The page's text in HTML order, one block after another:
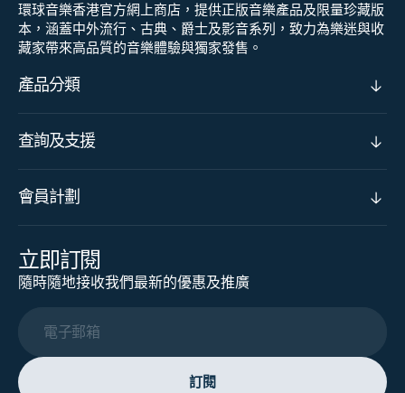
環球音樂香港官方網上商店，提供正版音樂產品及限量珍藏版
本，涵蓋中外流行、古典、爵士及影音系列，致力為樂迷與收
藏家帶來高品質的音樂體驗與獨家發售。
產品分類
查詢及支援
會員計劃
立即訂閱
隨時隨地接收我們最新的優惠及推廣
電子郵箱
訂閱